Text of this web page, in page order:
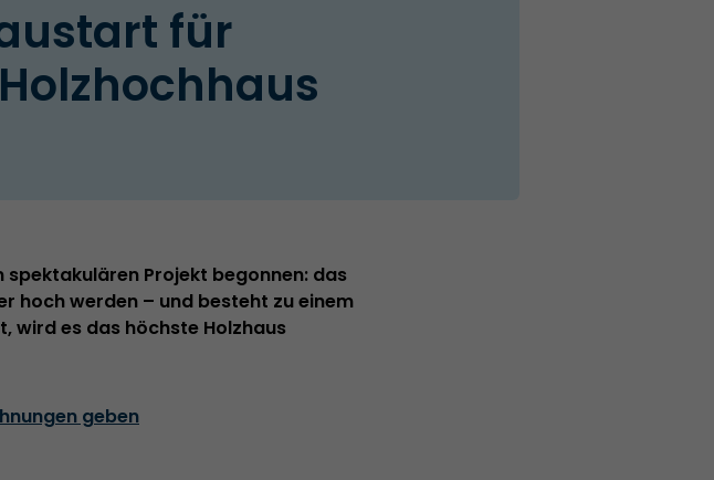
für
spektakulären Projekt begonnen: das
hoch werden – und besteht zu einem
wird es das höchste Holzhaus
geben